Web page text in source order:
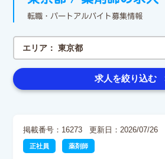
転職・パートアルバイト募集情報
エリア： 東京都
求人を絞り込む
掲載番号：16273 更新日：2026/07/26
正社員 薬剤師